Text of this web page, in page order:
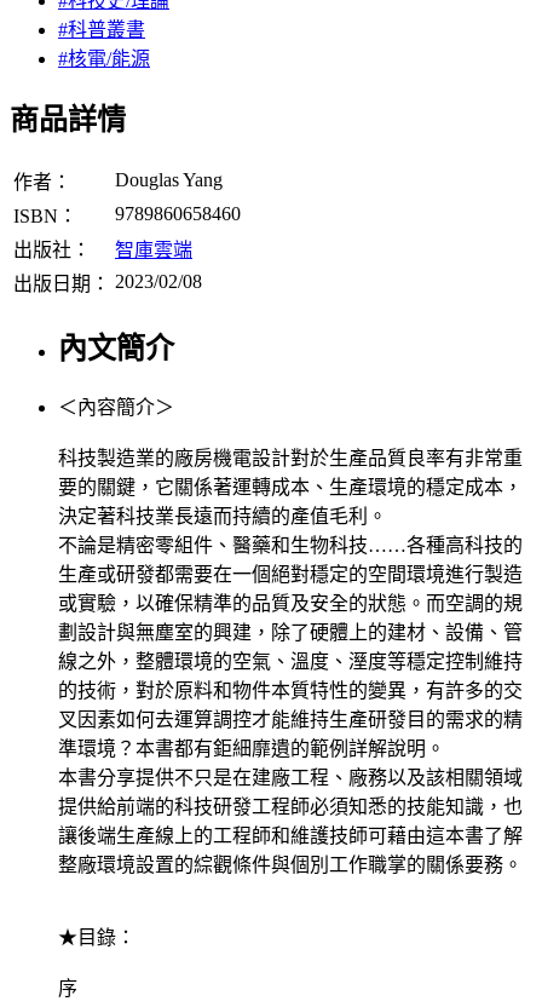
#科普叢書
#核電/能源
商品詳情
作者：
Douglas Yang
ISBN：
9789860658460
出版社：
智庫雲端
出版日期：
2023/02/08
內文簡介
＜內容簡介＞
科技製造業的廠房機電設計對於生產品質良率有非常重
要的關鍵，它關係著運轉成本、生產環境的穩定成本，
決定著科技業長遠而持續的產值毛利。
不論是精密零組件、醫藥和生物科技……各種高科技的
生產或研發都需要在一個絕對穩定的空間環境進行製造
或實驗，以確保精準的品質及安全的狀態。而空調的規
劃設計與無塵室的興建，除了硬體上的建材、設備、管
線之外，整體環境的空氣、溫度、溼度等穩定控制維持
的技術，對於原料和物件本質特性的變異，有許多的交
叉因素如何去運算調控才能維持生產研發目的需求的精
準環境？本書都有鉅細靡遺的範例詳解說明。
本書分享提供不只是在建廠工程、廠務以及該相關領域
提供給前端的科技研發工程師必須知悉的技能知識，也
讓後端生產線上的工程師和維護技師可藉由這本書了解
整廠環境設置的綜觀條件與個別工作職掌的關係要務。
★目錄：
序